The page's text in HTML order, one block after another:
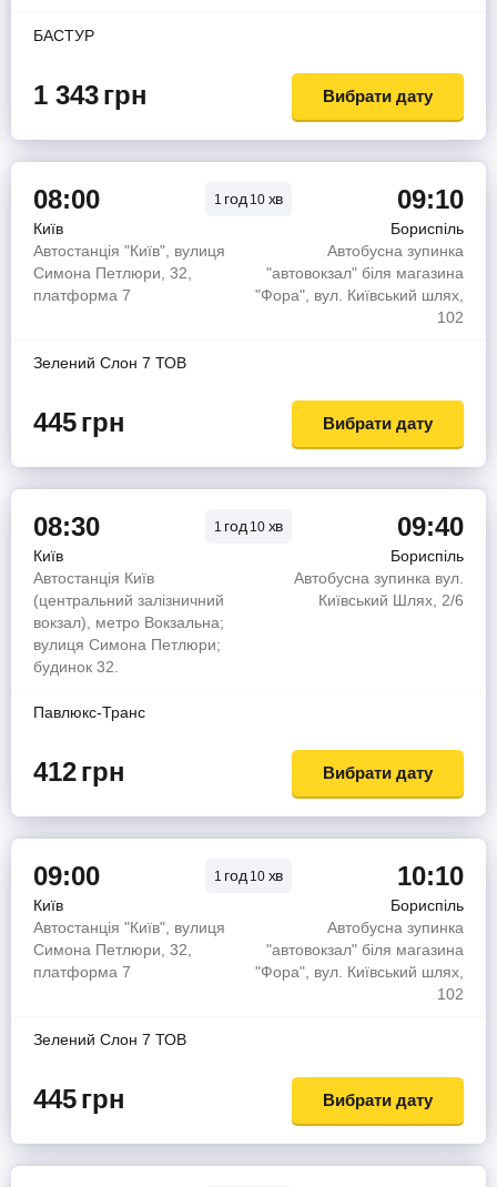
БАСТУР
1 343грн Вибрати дату
08:00 1 год10 хв 09:10
Київ
Бориспіль
Автостанція "Київ", вулиця
Симона Петлюри, 32,
платформа 7
Автобусна зупинка
"автовокзал" біля магазина
"Фора", вул. Київський шлях,
102
Зелений Слон 7 ТОВ
445грн Вибрати дату
08:30 1 год10 хв 09:40
Київ
Бориспіль
Автостанція Київ
(центральний залізничний
вокзал), метро Вокзальна;
вулиця Симона Петлюри;
будинок 32.
Автобусна зупинка вул.
Київський Шлях, 2/6
Павлюкс-Транс
412грн Вибрати дату
09:00 1 год10 хв 10:10
Київ
Бориспіль
Автостанція "Київ", вулиця
Симона Петлюри, 32,
платформа 7
Автобусна зупинка
"автовокзал" біля магазина
"Фора", вул. Київський шлях,
102
Зелений Слон 7 ТОВ
445грн Вибрати дату